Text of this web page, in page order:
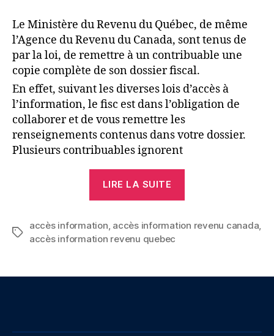
Le Ministère du Revenu du Québec, de même
l’Agence du Revenu du Canada, sont tenus de
par la loi, de remettre à un contribuable une
copie complète de son dossier fiscal.
En effet, suivant les diverses lois d’accès à
l’information, le fisc est dans l’obligation de
collaborer et de vous remettre les
renseignements contenus dans votre dossier.
Plusieurs contribuables ignorent
LIRE LA SUITE
de
d’impôt »
Étiquettes
accès information accès information revenu canada
accès information revenu quebec